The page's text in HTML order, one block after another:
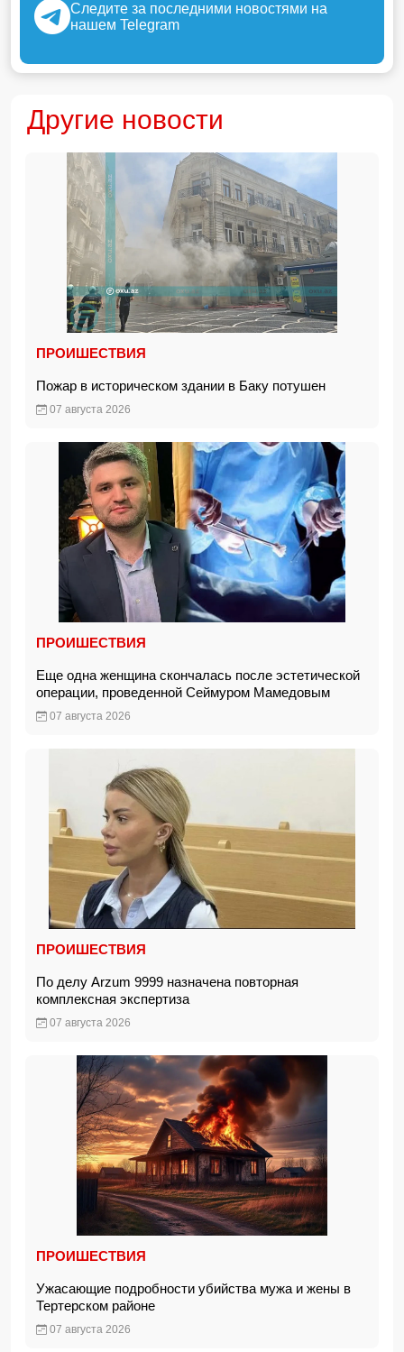
Следите за последними новостями на
нашем Telegram
Другие новости
ПРОИШЕСТВИЯ
Пожар в историческом здании в Баку потушен
07 августа 2026
ПРОИШЕСТВИЯ
Еще одна женщина скончалась после эстетической
операции, проведенной Сеймуром Мамедовым
07 августа 2026
ПРОИШЕСТВИЯ
По делу Arzum 9999 назначена повторная
комплексная экспертиза
07 августа 2026
ПРОИШЕСТВИЯ
Ужасающие подробности убийства мужа и жены в
Тертерском районе
07 августа 2026